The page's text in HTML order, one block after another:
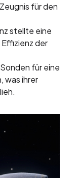
für den
stellte eine
der
für eine
was ihrer